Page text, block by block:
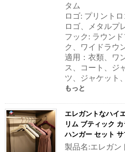
タム
ロゴ: プリント
ロゴ、メタルプ
フック: ラウン
ク、ワイドラウ
適用：衣類、ワ
ス、コート、ジ
ツ、ジャケット
もっと
エレガントなハイ
リム ブティック
ハンガー セット
製品名:エレガン